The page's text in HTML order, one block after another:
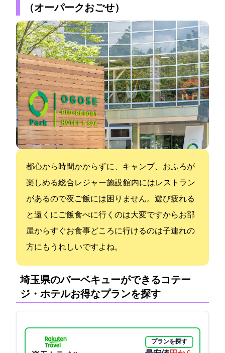
（オーパークおごせ）
都心から1時間かからずにBBQ、キャンプ、おふろが
楽しめる総合レジャー施設 館内にはレストラン
があるので夜ご飯には困りません。遊び疲れる
と遠くにご飯食べに行くのは大変ですからお部
屋からすぐお食事どころに行けるのは子連れの
方にもうれしいですよね。
埼玉県のバーベキューができるコテー
ジ・ホテル:お得なプランを探す
プランを探す